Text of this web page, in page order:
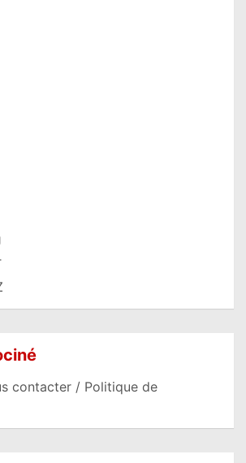
contacter / Politique de